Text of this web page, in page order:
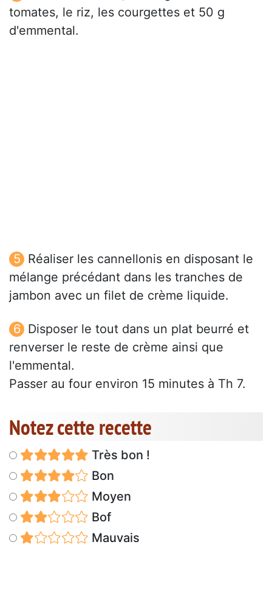
tomates, le riz, les courgettes et 50 g
d'emmental.
Réaliser les cannellonis en disposant le
mélange précédant dans les tranches de
jambon avec un filet de crème liquide.
Disposer le tout dans un plat beurré et
renverser le reste de crème ainsi que
l'emmental.
Passer au four environ 15 minutes à Th 7.
Notez cette recette
Très bon !
Bon
Moyen
Bof
Mauvais